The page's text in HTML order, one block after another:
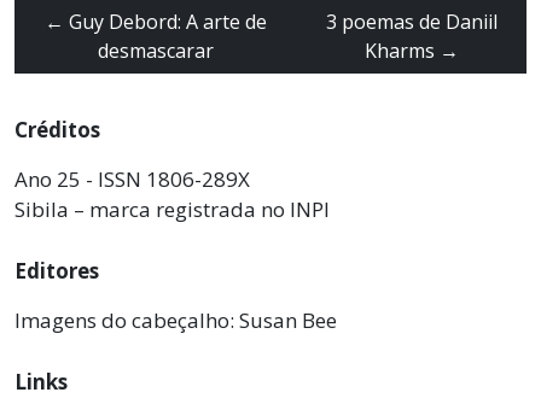
← Guy Debord: A arte de
desmascarar
3 poemas de Daniil
Kharms →
Créditos
Ano 25 - ISSN 1806-289X
Sibila – marca registrada no INPI
Editores
Imagens do cabeçalho: Susan Bee
Links